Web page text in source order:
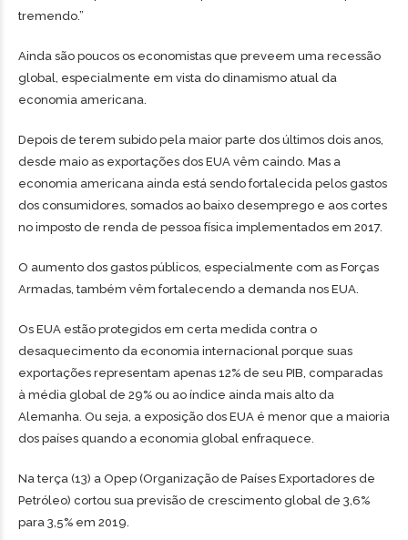
tremendo.”
Ainda são poucos os economistas que preveem uma recessão
global, especialmente em vista do dinamismo atual da
economia americana.
Depois de terem subido pela maior parte dos últimos dois anos,
desde maio as exportações dos EUA vêm caindo. Mas a
economia americana ainda está sendo fortalecida pelos gastos
dos consumidores, somados ao baixo desemprego e aos cortes
no imposto de renda de pessoa física implementados em 2017.
O aumento dos gastos públicos, especialmente com as Forças
Armadas, também vêm fortalecendo a demanda nos EUA.
Os EUA estão protegidos em certa medida contra o
desaquecimento da economia internacional porque suas
exportações representam apenas 12% de seu PIB, comparadas
à média global de 29% ou ao índice ainda mais alto da
Alemanha. Ou seja, a exposição dos EUA é menor que a maioria
dos países quando a economia global enfraquece.
Na terça (13) a Opep (Organização de Países Exportadores de
Petróleo) cortou sua previsão de crescimento global de 3,6%
para 3,5% em 2019.